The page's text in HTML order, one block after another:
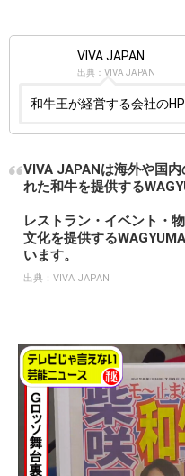
VIVA JAPAN
出典：VIVA JAPAN
和牛王が経営する会社のHP
VIVA JAPANは海外や国
れた和牛を提供する
レストラン・イベント・
文化を提供する
います。
出典： VIVA JAPAN